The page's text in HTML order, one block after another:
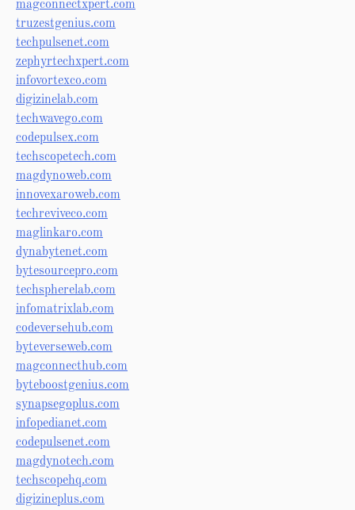
magconnectxpert.com
truzestgenius.com
techpulsenet.com
zephyrtechxpert.com
infovortexco.com
digizinelab.com
techwavego.com
codepulsex.com
techscopetech.com
magdynoweb.com
innovexaroweb.com
techreviveco.com
maglinkaro.com
dynabytenet.com
bytesourcepro.com
techspherelab.com
infomatrixlab.com
codeversehub.com
byteverseweb.com
magconnecthub.com
byteboostgenius.com
synapsegoplus.com
infopedianet.com
codepulsenet.com
magdynotech.com
techscopehq.com
digizineplus.com